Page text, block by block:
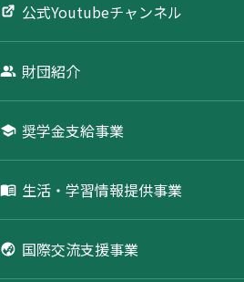
公式Youtubeチャンネル
財団紹介
奨学金支給事業
生活・学習情報提供事業
国際交流支援事業